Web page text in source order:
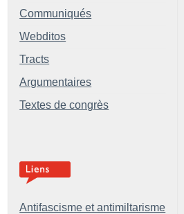
Communiqués
Webditos
Tracts
Argumentaires
Textes de congrès
Antifascisme et antimiltarisme